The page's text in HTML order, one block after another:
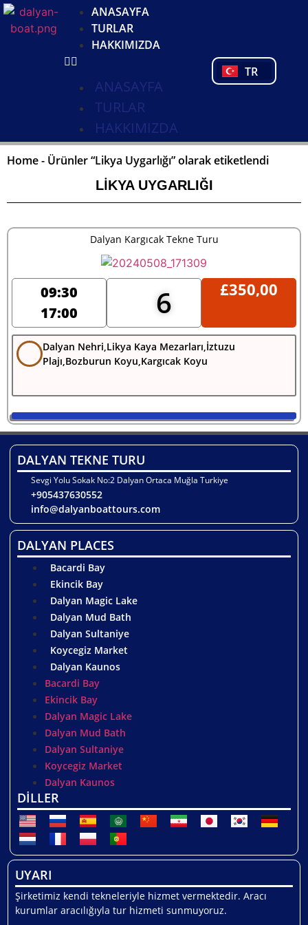
ANASAYFA
TURLAR
HAKKIMIZDA
ANASAYFA
TURLAR
HAKKIMIZDA
TR
PL
PT
Home- Ürünler “Likya Uygarlığı” olarak etiketlendi
LIKYA UYGARLIĞI
Dalyan Kargıcak Tekne Turu
09:30
17:00
6 £350,00
Dalyan Nehri,Likya Kaya Mezarları,İztuzu
Plajı,Bozburun Koyu,Kargıcak Koyu
DALYAN TEKNE TURU
Sevgi Yolu Sokak No:2 Dalyan Ortaca Muğla Turkiye
+905437630552
info@dalyanboattours.com
DALYAN PLACES
Bacardi Bay
Ekincik Bay
Dalyan Magic Lake
Dalyan Mud Bath
Dalyan Sultaniye
Koycegiz Market
Dalyan Kaunos
Bacardi Bay
Ekincik Bay
Dalyan Magic Lake
Dalyan Mud Bath
Dalyan Sultaniye
Koycegiz Market
Dalyan Kaunos
DİLLER
UYARI
Şirketimiz kendi tekneleriyle hizmet vermektedir. Aracı
kurumlar aracılığıyla tur hizmeti sunmuyoruz.